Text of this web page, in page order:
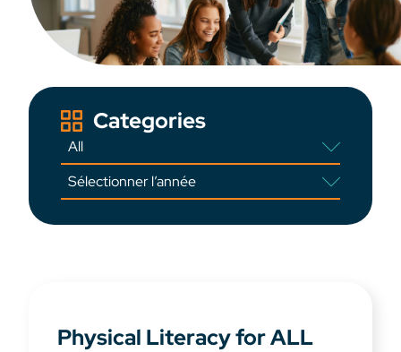
Categories
Physical Literacy for ALL